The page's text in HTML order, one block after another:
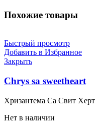
Похожие товары
Быстрый просмотр
Добавить в Избранное
Закрыть
Chrys sa sweetheart
Хризантема Са Свит Херт
Нет в наличии